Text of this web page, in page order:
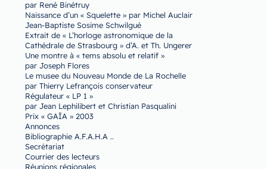
par René Binétruy
Naissance d’un « Squelette » par Michel Auclair
Jean-Baptiste Sosime Schwilgué
Extrait de « L’horloge astronomique de la
Cathédrale de Strasbourg » d’A. et Th. Ungerer
Une montre à « tems absolu et relatif »
par Joseph Flores
Le musee du Nouveau Monde de La Rochelle
par Thierry Lefrançois conservateur
Régulateur « LP 1 »
par Jean Lephilibert et Christian Pasqualini
Prix « GAÏA » 2003
Annonces
Bibliographie A.F.A.H.A ..
Secrétariat
Courrier des lecteurs
Réunions régionales